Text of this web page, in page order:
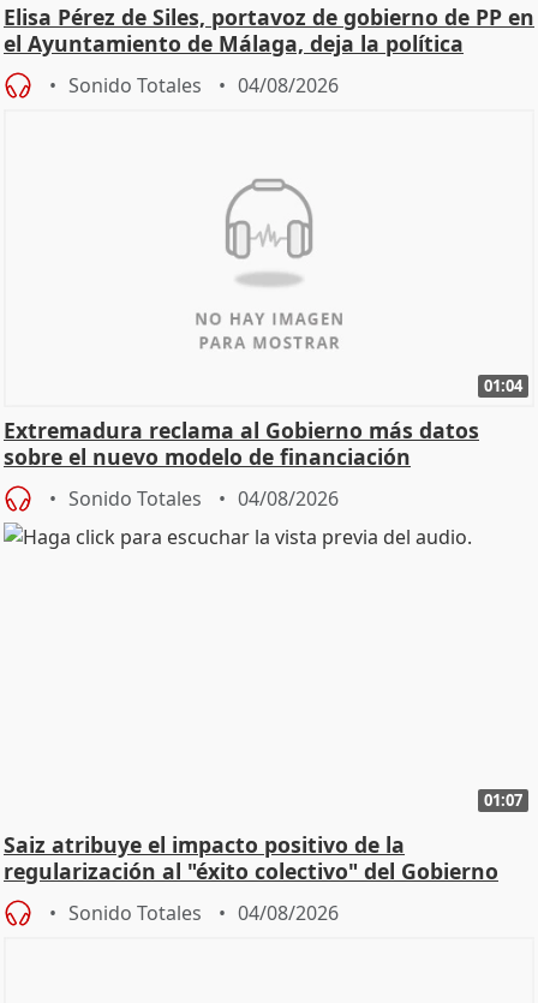
Elisa Pérez de Siles, portavoz de gobierno de PP en
el Ayuntamiento de Málaga, deja la política
Sonido Totales 04/08/2026
01:04
Extremadura reclama al Gobierno más datos
sobre el nuevo modelo de financiación
Sonido Totales 04/08/2026
01:07
Saiz atribuye el impacto positivo de la
regularización al "éxito colectivo" del Gobierno
Sonido Totales 04/08/2026